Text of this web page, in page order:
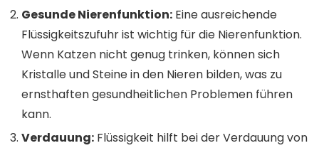
Gesunde Nierenfunktion: Eine ausreichende
Flüssigkeitszufuhr ist wichtig für die Nierenfunktion.
Wenn Katzen nicht genug trinken, können sich
Kristalle und Steine in den Nieren bilden, was zu
ernsthaften gesundheitlichen Problemen führen
kann.
Verdauung: Flüssigkeit hilft bei der Verdauung von